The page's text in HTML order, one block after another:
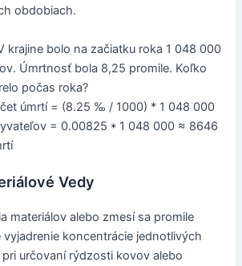
obdobiach.
krajine bolo na začiatku roka 1 048 000
Úmrtnosť bola 8,25 promile. Koľko
počas roka?
úmrtí = (8.25 ‰ / 1000) * 1 048 000
= 0.00825 * 1 048 000 ≈ 8646
Vedy
materiálov alebo zmesí sa promile
vyjadrenie koncentrácie jednotlivých
určovaní rýdzosti kovov alebo